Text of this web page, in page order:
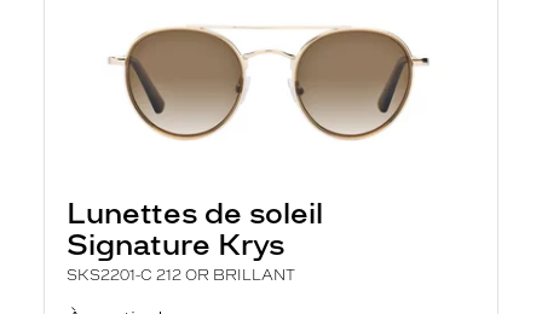
Lunettes de soleil
Signature Krys
SKS2201-C 212 OR BRILLANT